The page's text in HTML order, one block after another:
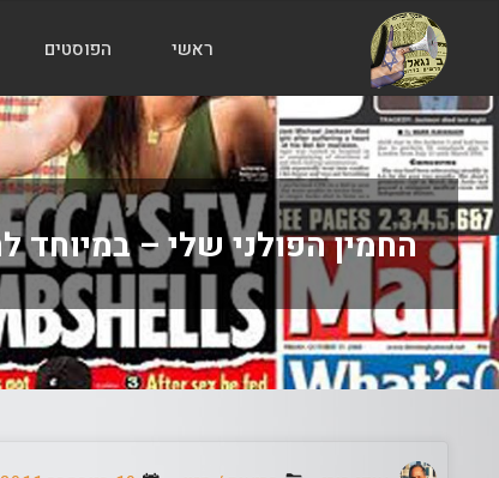
הבלוג
של
אודי
בורג
ראשי הפוסטים
החמין הפולני שלי – במיוחד